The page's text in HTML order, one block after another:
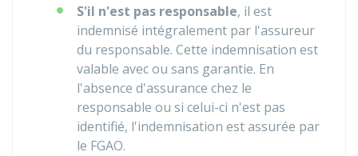
S'il n'est pas responsable, il est
indemnisé intégralement par l'assureur
du responsable. Cette indemnisation est
valable avec ou sans garantie. En
l'absence d'assurance chez le
responsable ou si celui-ci n'est pas
identifié, l'indemnisation est assurée par
le FGAO.